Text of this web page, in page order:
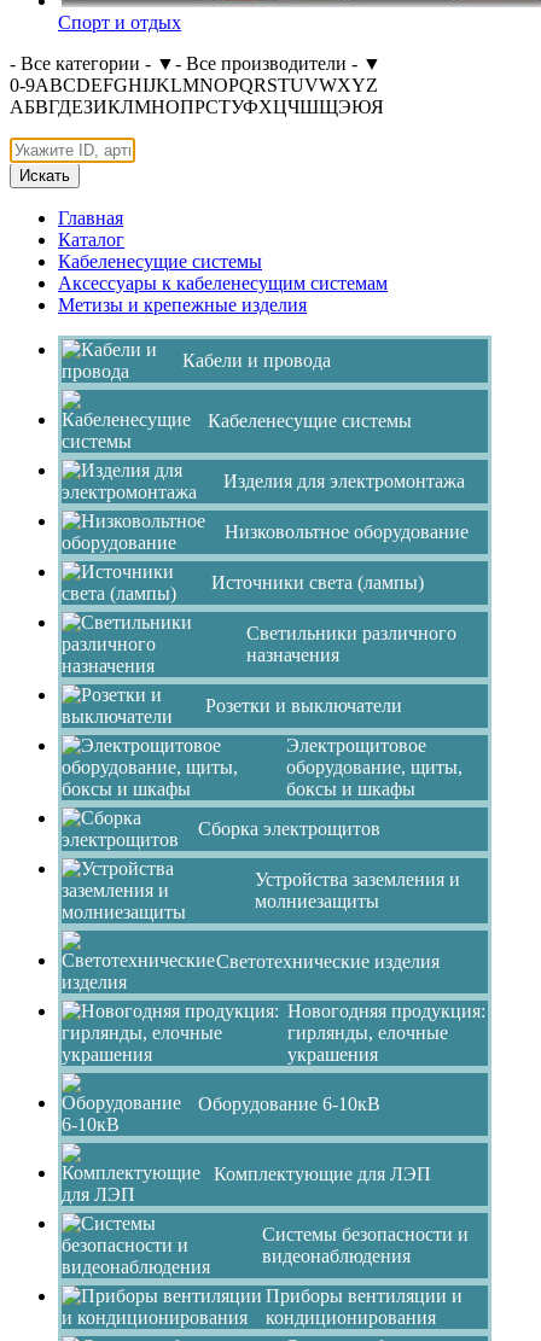
Спорт и отдых
- Все категории - ▼- Все производители - ▼
0-9ABCDEFGHIJKLMNOPQRSTUVWXYZ
АБВГДЕЗИКЛМНОПРСТУФХЦЧШЩЭЮЯ
Искать
Главная
Каталог
Кабеленесущие системы
Аксессуары к кабеленесущим системам
Метизы и крепежные изделия
Кабели и провода
Кабеленесущие системы
Изделия для электромонтажа
Низковольтное оборудование
Источники света (лампы)
Светильники различного
назначения
Розетки и выключатели
Электрощитовое
оборудование, щиты,
боксы и шкафы
Сборка электрощитов
Устройства заземления и
молниезащиты
Светотехнические изделия
Новогодняя продукция:
гирлянды, елочные
украшения
Оборудование 6-10кВ
Комплектующие для ЛЭП
Системы безопасности и
видеонаблюдения
Приборы вентиляции и
кондиционирования